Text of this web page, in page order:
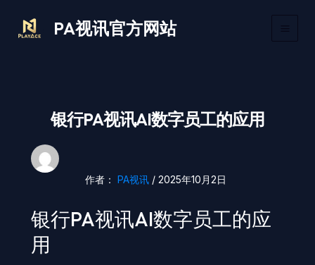
PA视讯官方网站
银行PA视讯AI数字员工的应用
作者： PA视讯 / 2025年10月2日
银行PA视讯AI数字员工的应
用